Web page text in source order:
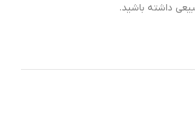
داشته باشید.